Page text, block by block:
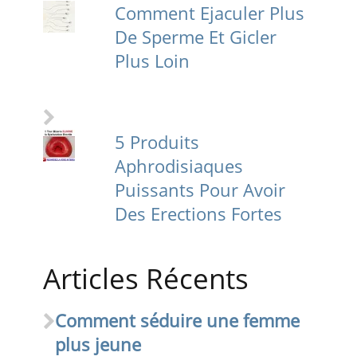
Comment Ejaculer Plus
De Sperme Et Gicler
Plus Loin
5 Produits
Aphrodisiaques
Puissants Pour Avoir
Des Erections Fortes
Articles Récents
Comment séduire une femme
plus jeune